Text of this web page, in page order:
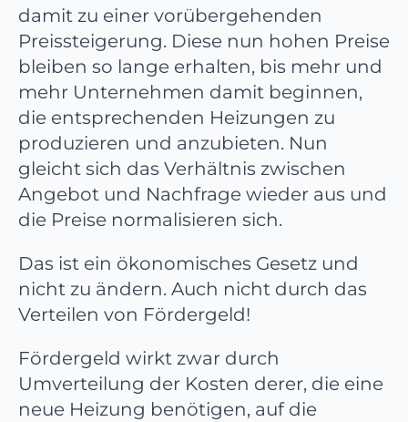
damit zu einer vorübergehenden
Preissteigerung. Diese nun hohen Preise
bleiben so lange erhalten, bis mehr und
mehr Unternehmen damit beginnen,
die entsprechenden Heizungen zu
produzieren und anzubieten. Nun
gleicht sich das Verhältnis zwischen
Angebot und Nachfrage wieder aus und
die Preise normalisieren sich.
Das ist ein ökonomisches Gesetz und
nicht zu ändern. Auch nicht durch das
Verteilen von Fördergeld!
Fördergeld wirkt zwar durch
Umverteilung der Kosten derer, die eine
neue Heizung benötigen, auf die